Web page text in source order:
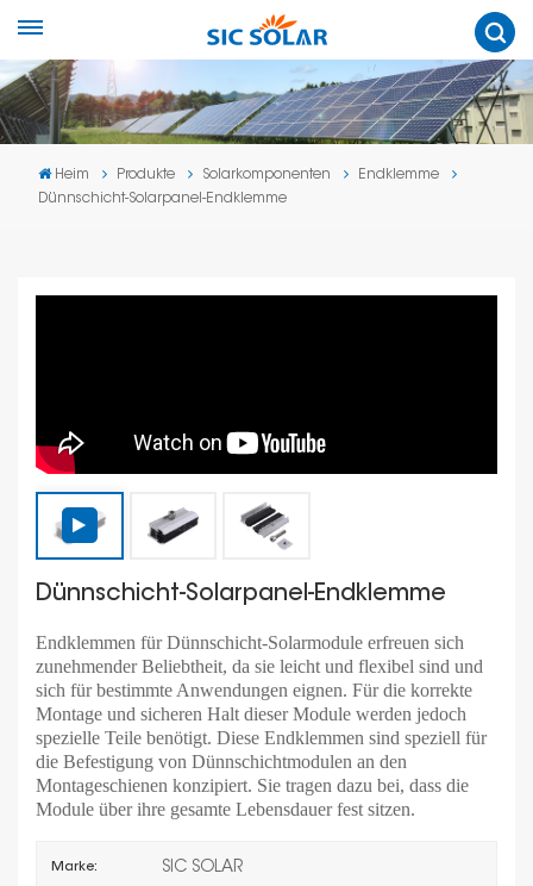
Heim Produkte Solarkomponenten
Endklemme
Dünnschicht-Solarpanel-Endklemme
Dünnschicht-Solarpanel-Endklemme
Endklemmen für Dünnschicht-Solarmodule erfreuen sich
zunehmender Beliebtheit, da sie leicht und flexibel sind und
sich für bestimmte Anwendungen eignen. Für die korrekte
Montage und sicheren Halt dieser Module werden jedoch
spezielle Teile benötigt. Diese Endklemmen sind speziell für
die Befestigung von Dünnschichtmodulen an den
Montageschienen konzipiert. Sie tragen dazu bei, dass die
Module über ihre gesamte Lebensdauer fest sitzen.
Marke: SIC SOLAR